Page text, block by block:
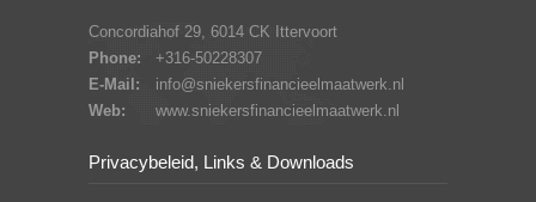
Concordiahof 29, 6014 CK Ittervoort
Phone:
+316-50228307
E-Mail:
info@sniekersfinancieelmaatwerk.nl
Web:
www.sniekersfinancieelmaatwerk.nl
Privacybeleid, Links & Downloads